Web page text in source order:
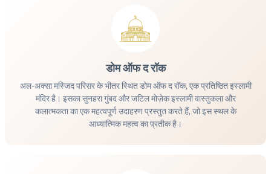
डोम ऑफ द रॉक
अल-अक्सा मस्जिद परिसर के भीतर स्थित डोम ऑफ द रॉक, एक प्रतिष्ठित इस्लामी
मंदिर है। इसका सुनहरा गुंबद और जटिल मोज़ेक इस्लामी वास्तुकला और
कलात्मकता का एक महत्वपूर्ण उदाहरण प्रस्तुत करते हैं, जो इस स्थल के
आध्यात्मिक महत्व का प्रतीक है।